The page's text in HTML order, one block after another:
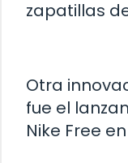
zapatillas
Otra
fue el
Nike Free